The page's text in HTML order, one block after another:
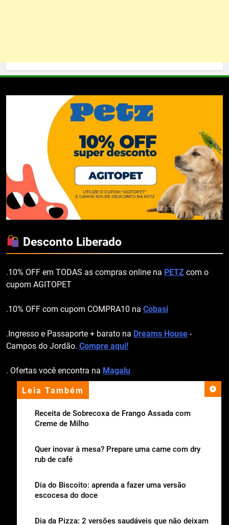
Leia Também
Receita de Sobrecoxa de Frango Assada com
Creme de Milho
Quer inovar à mesa? Prepare uma carne com dry
rub de café
Dia do Biscoito: aprenda a fazer uma versão
escocesa do doce
Dia da Pizza: 2 versões saudáveis que não deixam
Desconto Liberado
.10% OFF em TODAS as compras online na PETZ com o
cupom AGITOPET
.10% OFF com cupom COMPRA10 na Cobasi
.Ingresso e Passaporte + barato na Dreams House -
Campos do Jordão. Compre aqui!
. Ofertas você encontra na Magalu
apoio institucional